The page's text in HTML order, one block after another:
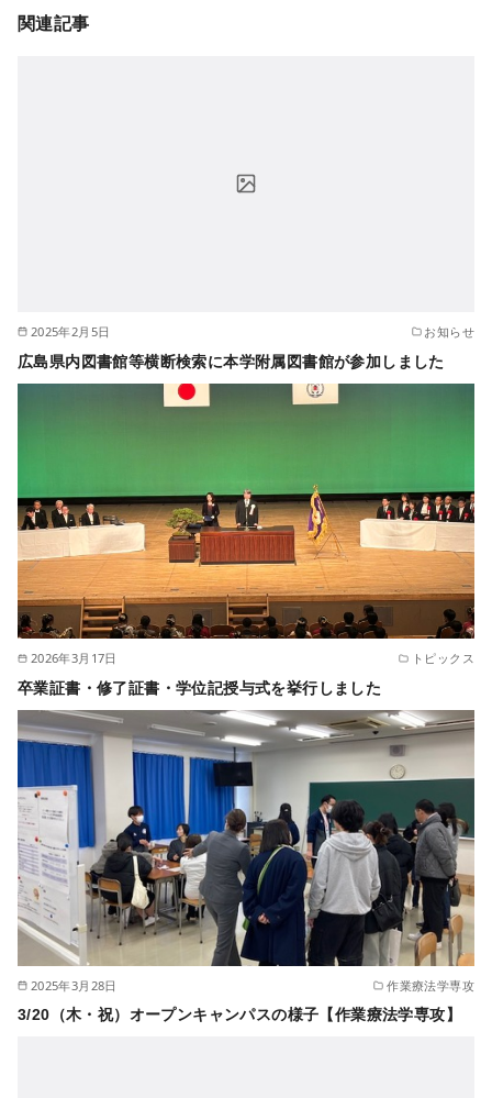
関連記事
2025年2月5日 お知らせ
広島県内図書館等横断検索に本学附属図書館が参加しました
2026年3月17日 トピックス
卒業証書・修了証書・学位記授与式を挙行しました
2025年3月28日 作業療法学専攻
3/20（木・祝）オープンキャンパスの様子【作業療法学専攻】